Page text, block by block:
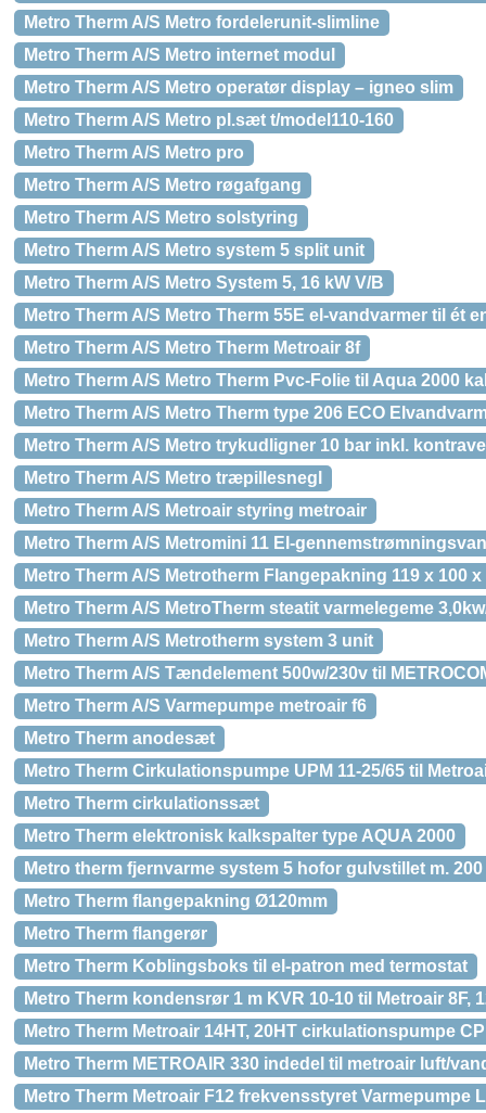
Metro Therm A/S Metro fordelerunit-slimline
Metro Therm A/S Metro internet modul
Metro Therm A/S Metro operatør display – igneo slim
Metro Therm A/S Metro pl.sæt t/model110-160
Metro Therm A/S Metro pro
Metro Therm A/S Metro røgafgang
Metro Therm A/S Metro solstyring
Metro Therm A/S Metro system 5 split unit
Metro Therm A/S Metro System 5, 16 kW V/B
Metro Therm A/S Metro Therm 55E el-vandvarmer til ét
Metro Therm A/S Metro Therm Metroair 8f
Metro Therm A/S Metro Therm Pvc-Folie til Aqua 2000
Metro Therm A/S Metro Therm type 206 ECO
Metro Therm A/S Metro trykudligner 10 bar inkl.
Metro Therm A/S Metro træpillesnegl
Metro Therm A/S Metroair styring metroair
Metro Therm A/S Metromini 11 El-
Metro Therm A/S Metrotherm Flangepakning 119 x 100
Metro Therm A/S MetroTherm steatit varmelegeme
Metro Therm A/S Metrotherm system 3 unit
Metro Therm A/S Tændelement 500w/230v til
Metro Therm A/S Varmepumpe metroair f6
Metro Therm anodesæt
Metro Therm Cirkulationspumpe UPM 11-25/65 til
Metro Therm cirkulationssæt
Metro Therm elektronisk kalkspalter type AQUA 2000
Metro therm fjernvarme system 5 hofor gulvstillet m. 200
Metro Therm flangepakning Ø120mm
Metro Therm flangerør
Metro Therm Koblingsboks til el-patron med termostat
Metro Therm kondensrør 1 m KVR 10-10 til Metroair 8F,
Metro Therm Metroair 14HT, 20HT cirkulationspumpe
Metro Therm METROAIR 330 indedel til metroair luft/
Metro Therm Metroair F12 frekvensstyret Varmepumpe